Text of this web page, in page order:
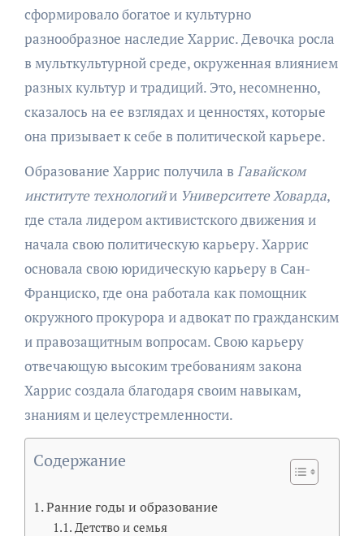
сформировало богатое и культурно
разнообразное наследие Харрис. Девочка росла
в мульткультурной среде, окруженная влиянием
разных культур и традиций. Это, несомненно,
сказалось на ее взглядах и ценностях, которые
она призывает к себе в политической карьере.
Образование Харрис получила в Гавайском
институте технологийи Университете Ховарда,
где стала лидером активистского движения и
начала свою политическую карьеру. Харрис
основала свою юридическую карьеру в Сан-
Франциско, где она работала как помощник
окружного прокурора и адвокат по гражданским
и правозащитным вопросам. Свою карьеру
отвечающую высоким требованиям закона
Харрис создала благодаря своим навыкам,
знаниям и целеустремленности.
Содержание
Ранние годы и образование
Детство и семья